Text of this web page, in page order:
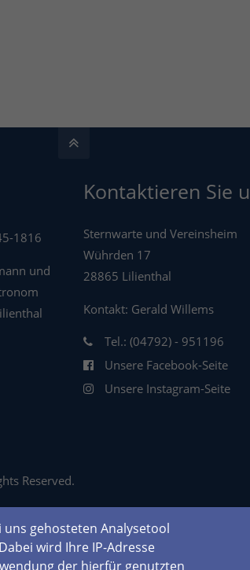
1816
und
Kontaktieren Sie
Sternwarte und Vereinsheim
Wührden 17
28865 Lilienthal
Kontakt: Gerald Willems
Tel.: (04792) - 951196
Unsere Facebook-Seite
Unsere Instagram-Seite
Reserved.
gehosteten Analysetool
wird Ihre IP-Adresse
der hierfür genutzten